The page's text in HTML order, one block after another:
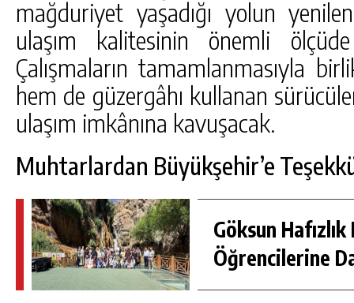
mağduriyet yaşadığı yolun
ulaşım kalitesinin önemli ölçüde
Çalışmaların tamamlanmasıyla
hem de güzergâhı kullanan
ulaşım imkânına kavuşacak.
Muhtarlardan Büyükşehir’e
Göksun Hafızlık
Öğrencilerine